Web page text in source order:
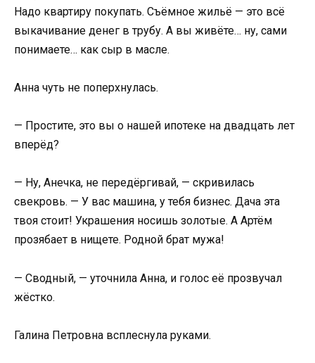
Надо квартиру покупать. Съёмное жильё — это всё
выкачивание денег в трубу. А вы живёте… ну, сами
понимаете… как сыр в масле.
Анна чуть не поперхнулась.
— Простите, это вы о нашей ипотеке на двадцать лет
вперёд?
— Ну, Анечка, не передёргивай, — скривилась
свекровь. — У вас машина, у тебя бизнес. Дача эта
твоя стоит! Украшения носишь золотые. А Артём
прозябает в нищете. Родной брат мужа!
— Сводный, — уточнила Анна, и голос её прозвучал
жёстко.
Галина Петровна всплеснула руками.